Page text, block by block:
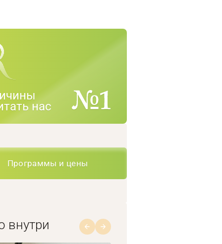
нас
Программы и цены
внутри